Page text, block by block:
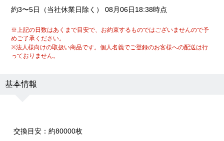
約3〜5日（当社休業日除く） 08月06日18:38時点
※上記の日数はあくまで目安で、お約束するものではございませんので予
めご了承ください。
※法人様向けの取扱い商品です。個人名義でご登録のお客様への配送は行
っておりません。
基本情報
交換目安：約80000枚